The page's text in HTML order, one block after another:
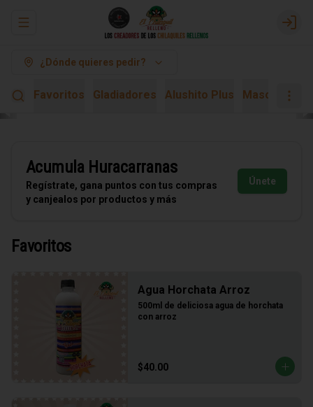
Abrir menu de navegación
¿Dónde quieres pedir?
Favoritos Gladiadores Alushito Plus Mascarita
Acumula Huracarranas
Regístrate, gana puntos con tus compras
y canjealos por productos y más
Únete
Favoritos
Agua Horchata Arroz
500ml de deliciosa agua de horchata
con arroz
$40.00